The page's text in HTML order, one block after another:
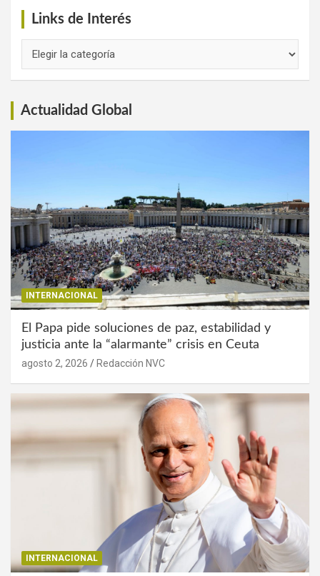
Links de Interés
Actualidad Global
INTERNACIONAL
El Papa pide soluciones de paz, estabilidad y
justicia ante la “alarmante” crisis en Ceuta
agosto 2, 2026 Redacción NVC
INTERNACIONAL